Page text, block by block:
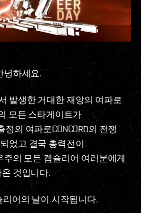
녕하세요.
발생한 거대한 재앙의 여파로
모든 스타게이트가
정의 여파로CONCORD의 전쟁
었고 결국 총력전이
주의 모든 캡슐리어 여러분에게
것입니다.
리어의 날이 시작됩니다.